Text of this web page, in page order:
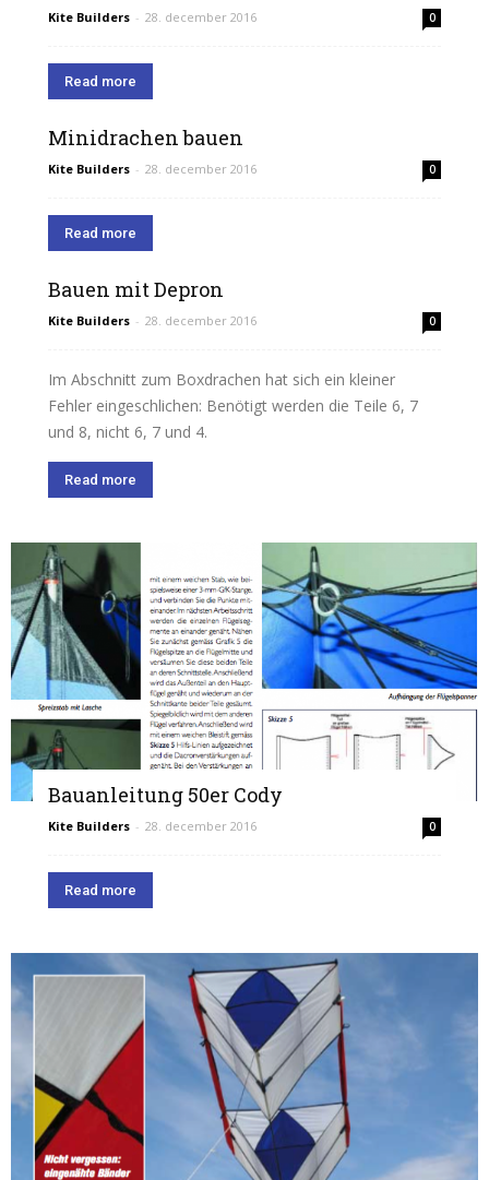
Kite Builders - 28. december 2016 0
Read more
Minidrachen bauen
Kite Builders - 28. december 2016 0
Read more
Bauen mit Depron
Kite Builders - 28. december 2016 0
Im Abschnitt zum Boxdrachen hat sich ein kleiner
Fehler eingeschlichen: Benötigt werden die Teile 6, 7
und 8, nicht 6, 7 und 4.
Read more
Bauanleitung 50er Cody
Kite Builders - 28. december 2016 0
Read more